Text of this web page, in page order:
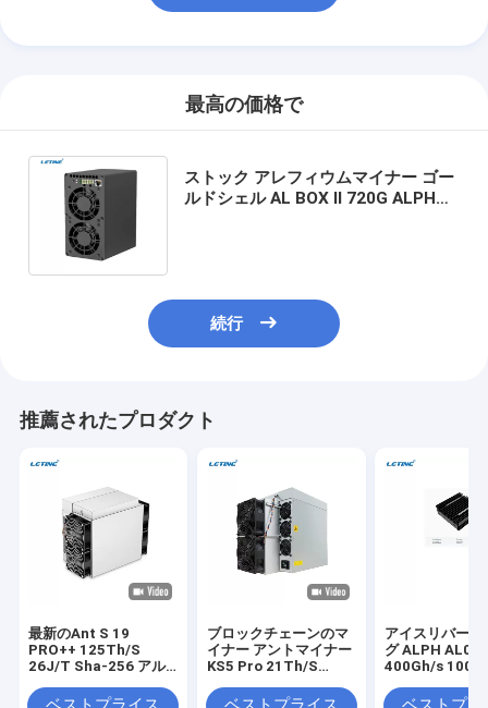
最高の価格で
ストック アレフィウムマイナー ゴー
ルドシェル AL BOX II 720G ALPHマ
続行
推薦されたプロダクト
最新のAnt S 19
PRO++ 125Th/S
26J/T Sha-256 アル
ブロックチェーンのマ
イナー アントマイナー
KS5 Pro 21Th/S
KHeavyHash アルゴリ
アイスリバーマ
グ ALPH AL0
400Gh/s 100W
ックマイナー